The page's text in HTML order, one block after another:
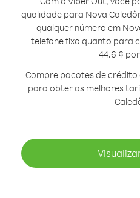
qualidade para Nova
qualquer número em
telefone fixo quanto para
44.6 ¢
Compre pacotes de
para obter as melhores